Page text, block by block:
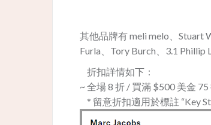
其他品牌有 meli melo、Stuart
Furla、Tory Burch、3.1 Phillip
折扣詳情如下：
~ 全場 8 折 / 買滿 $500 美金 75
* 留意折扣適用於標註 “Key